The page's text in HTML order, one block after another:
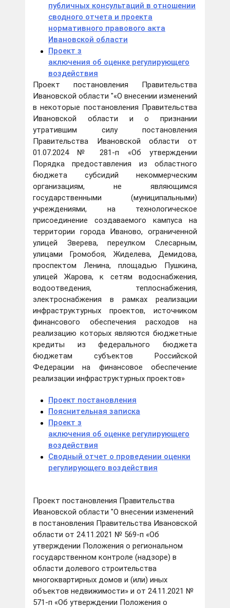
публичных консультаций в отношении
сводного отчета и проекта
нормативного правового акта
Ивановской области
Проект з
аключения об оценке регулирующего
воздействия
Проект постановления Правительства
Ивановской области "«О внесении изменений
в некоторые постановления Правительства
Ивановской области и о признании
утратившим силу постановления
Правительства Ивановской области от
01.07.2024 № 281-п «Об утверждении
Порядка предоставления из областного
бюджета субсидий некоммерческим
организациям, не являющимся
государственными (муниципальными)
учреждениями, на технологическое
присоединение создаваемого кампуса на
территории города Иваново, ограниченной
улицей Зверева, переулком Слесарным,
улицами Громобоя, Жиделева, Демидова,
проспектом Ленина, площадью Пушкина,
улицей Жарова, к сетям водоснабжения,
водоотведения, теплоснабжения,
электроснабжения в рамках реализации
инфраструктурных проектов, источником
финансового обеспечения расходов на
реализацию которых являются бюджетные
кредиты из федерального бюджета
бюджетам субъектов Российской
Федерации на финансовое обеспечение
реализации инфраструктурных проектов»
Проект постановления
Пояснительная записка
Проект з
аключения об оценке регулирующего
воздействия
Сводный отчет о проведении оценки
регулирующего воздействия
Проект постановления Правительства
Ивановской области "О внесении изменений
в постановления Правительства Ивановской
области от 24.11.2021 № 569-п «Об
утверждении Положения о региональном
государственном контроле (надзоре) в
области долевого строительства
многоквартирных домов и (или) иных
объектов недвижимости» и от 24.11.2021 №
571-п «Об утверждении Положения о